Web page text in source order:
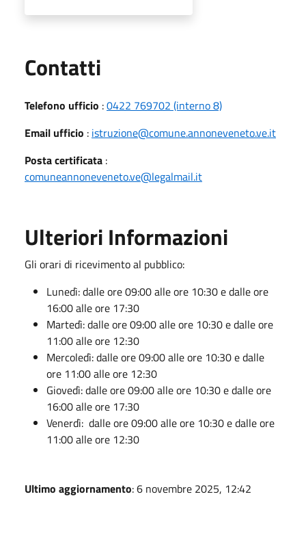
Contatti
Telefono ufficio :0422 769702 (interno 8)
Email ufficio : istruzione@comune.annoneveneto.ve.it
Posta certificata :
comuneannoneveneto.ve@legalmail.it
Ulteriori Informazioni
Gli orari di ricevimento al pubblico:
Lunedì: dalle ore 09:00 alle ore 10:30 e dalle ore
16:00 alle ore 17:30
Martedì: dalle ore 09:00 alle ore 10:30 e dalle ore
11:00 alle ore 12:30
Mercoledì: dalle ore 09:00 alle ore 10:30 e dalle
ore 11:00 alle ore 12:30
Giovedì: dalle ore 09:00 alle ore 10:30 e dalle ore
16:00 alle ore 17:30
Venerdì: dalle ore 09:00 alle ore 10:30 e dalle ore
11:00 alle ore 12:30
Ultimo aggiornamento: 6 novembre 2025, 12:42